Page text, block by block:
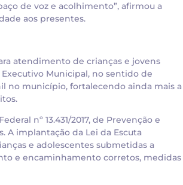
de voz e acolhimento”, afirmou a
aos presentes.
atendimento de crianças e jovens
Municipal, no sentido de
no município, fortalecendo ainda mais a
nº 13.431/2017, de Prevenção e
A implantação da Lei da Escuta
e adolescentes submetidas a
e encaminhamento corretos, medidas